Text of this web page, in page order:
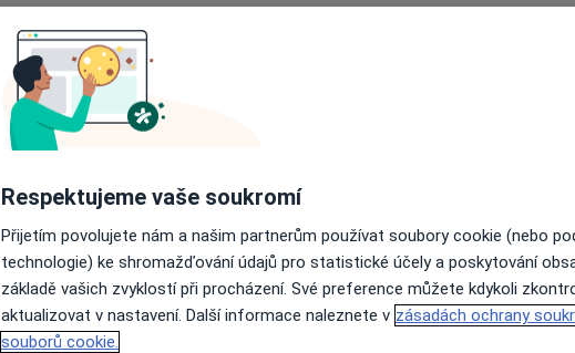
Logoped České Budějovice
Respektujeme vaše soukromí
Přijetím povolujete nám a našim partnerům používat soubory cookie (nebo
technologie) ke shromažďování údajů pro statistické účely a poskytování
základě vašich zvyklostí při procházení. Své preference můžete kdykoli
aktualizovat v nastavení. Další informace naleznete v zásadách ochrany
souborů cookie.